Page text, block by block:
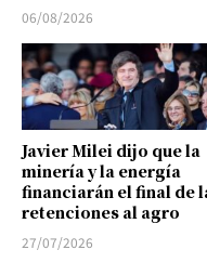
06/08/2026
Javier Milei dijo que la
minería y la energía
financiarán el final de
retenciones al agro
27/07/2026